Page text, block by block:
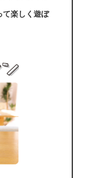
て楽しく遊ぼ